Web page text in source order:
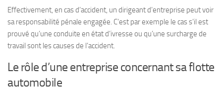
Effectivement, en cas d’accident, un dirigeant d’entreprise peut voir
sa responsabilité pénale engagée. C’est par exemple le cas s’il est
prouvé qu’une conduite en état d’ivresse ou qu’une surcharge de
travail sont les causes de l’accident.
Le rôle d’une entreprise concernant sa flotte
automobile